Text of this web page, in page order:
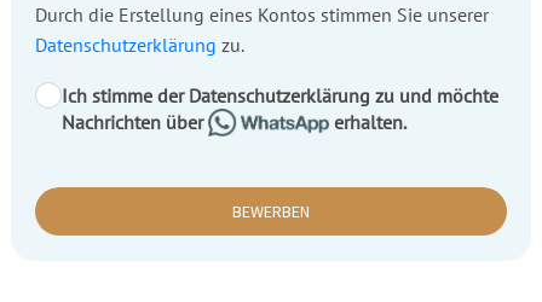
Durch die Erstellung eines Kontos stimmen Sie unserer
Datenschutzerklärung zu.
Ich stimme der Datenschutzerklärung zu und möchte
Nachrichten über
erhalten.
BEWERBEN